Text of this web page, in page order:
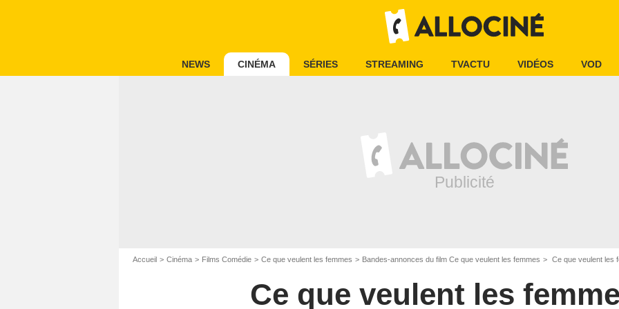
NEWS CINÉMA SÉRIES STREAMING TVACTU VIDÉOS VOD
Accueil Cinéma Films Comédie Ce que veulent les femmes Bandes-annonces du film Ce que veulent les femmes Ce que veulent les
Ce que veulent les